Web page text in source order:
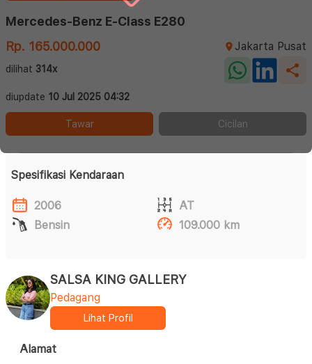
Mercedes-Benz E-Class E280
Rp. 165.000.000
Jakarta Pusat
dilihat 314x
diupdate 10 Jul 2025 04:32
Tawar Cicilan
Spesifikasi Kendaraan
2006
AT
Bensin
109.000 km
SALSA KING GALLERY
Pedagang
Lihat Profil
Alamat